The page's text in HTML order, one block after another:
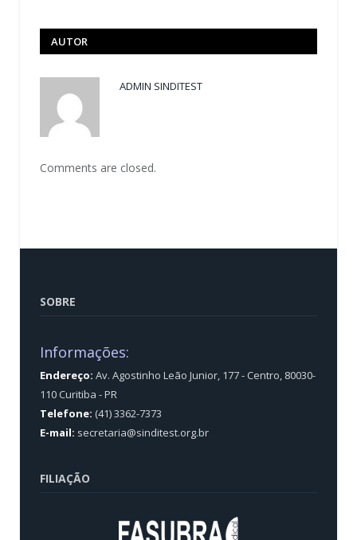
AUTOR
ADMIN SINDITEST
Comments are closed.
SOBRE
Informações:
Endereço: Av. Agostinho Leão Junior, 177 - Centro, 80030-
110 Curitiba - PR
Telefone: (41) 3362-7373
E-mail: secretaria@sinditest.org.br
FILIAÇÃO